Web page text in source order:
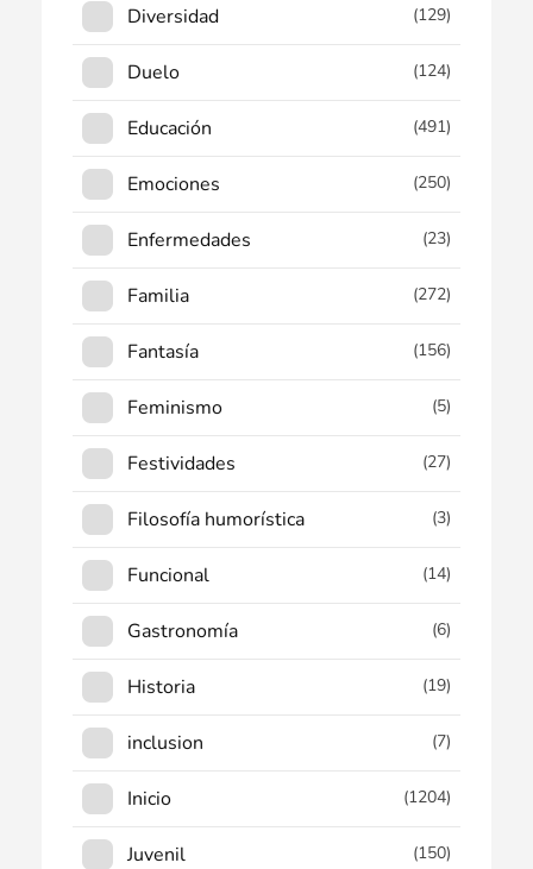
Diversidad (129)
Duelo (124)
Educación (491)
Emociones (250)
Enfermedades (23)
Familia (272)
Fantasía (156)
Feminismo (5)
Festividades (27)
Filosofía humorística (3)
Funcional (14)
Gastronomía (6)
Historia (19)
inclusion (7)
Inicio (1204)
Juvenil (150)